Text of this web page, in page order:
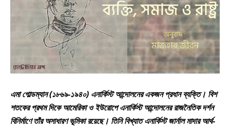
এমা গোল্ডম্যান (১৮৬৯-১৯৪০) এনার্কিস্ট আন্দোলনের একজন প্রধান ব্যক্তি। বিশ
শতকের প্রথম দিকে আমেরিকা ও ইউরোপে এনার্কিস্ট আন্দোলনের রাজনৈতিক দর্শন
বিনির্মাণে তাঁর অসাধারণ ভূমিকা রয়েছে। তিনি বিখ্যাত এনার্কিস্ট জার্নাল মাদার আর্থ-